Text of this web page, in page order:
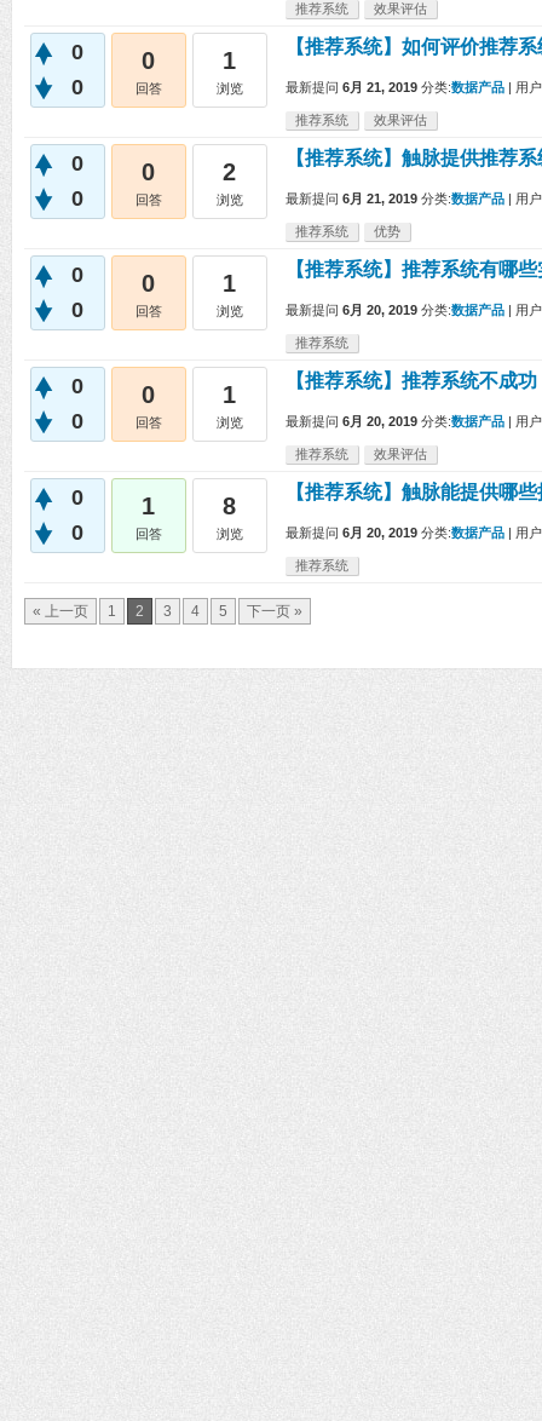
推荐系统 效果评估
0
0
0
回答
1
浏览
【推荐系统】如何评价推荐
最新提问 6月 21, 2019 分类:数据产品 用
推荐系统 效果评估
0
0
0
回答
2
浏览
【推荐系统】触脉提供推荐
最新提问 6月 21, 2019 分类:数据产品 用
推荐系统 优势
0
0
0
回答
1
浏览
【推荐系统】推荐系统有哪
最新提问 6月 20, 2019 分类:数据产品 用
推荐系统
0
0
0
回答
1
浏览
【推荐系统】推荐系统不成
最新提问 6月 20, 2019 分类:数据产品 用
推荐系统 效果评估
0
0
1
回答
8
浏览
【推荐系统】触脉能提供哪
最新提问 6月 20, 2019 分类:数据产品 用
推荐系统
« 上一页 1 2 3 4 5 下一页 »